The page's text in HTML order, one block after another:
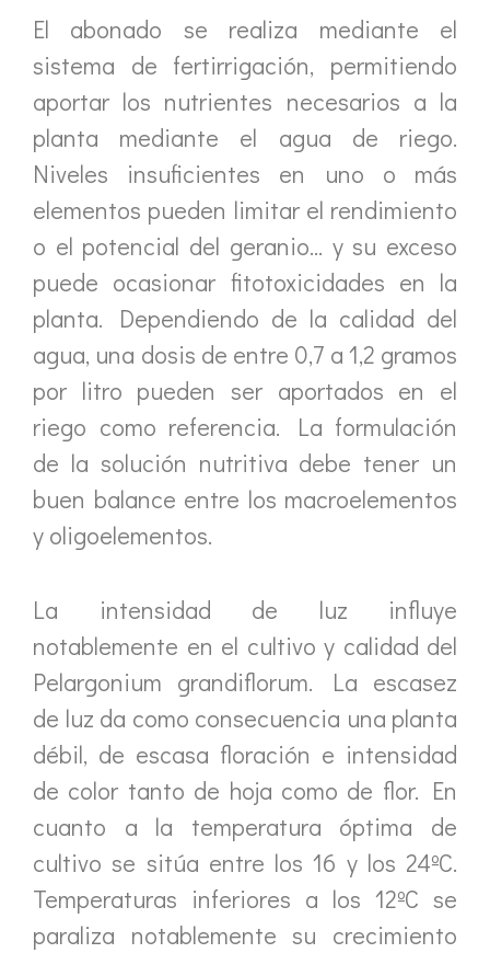
El abonado se realiza mediante el
sistema de fertirrigación, permitiendo
aportar los nutrientes necesarios a la
planta mediante el agua de riego.
Niveles insuficientes en uno o más
elementos pueden limitar el rendimiento
o el potencial del geranio… y su exceso
puede ocasionar fitotoxicidades en la
planta. Dependiendo de la calidad del
agua, una dosis de entre 0,7 a 1,2 gramos
por litro pueden ser aportados en el
riego como referencia. La formulación
de la solución nutritiva debe tener un
buen balance entre los macroelementos
y oligoelementos.
La intensidad de luz influye
notablemente en el cultivo y calidad del
Pelargonium grandiflorum. La escasez
de luz da como consecuencia una planta
débil, de escasa floración e intensidad
de color tanto de hoja como de flor. En
cuanto a la temperatura óptima de
cultivo se sitúa entre los 16 y los 24ºC.
Temperaturas inferiores a los 12ºC se
paraliza notablemente su crecimiento